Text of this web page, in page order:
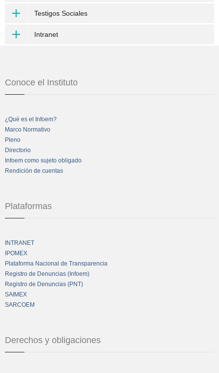
Testigos Sociales
Intranet
Conoce el Instituto
¿Qué es el Infoem?
Marco Normativo
Pleno
Directorio
Infoem como sujeto obligado
Rendición de cuentas
Plataformas
INTRANET
IPOMEX
Plataforma Nacional de Transparencia
Registro de Denuncias (Infoem)
Registro de Denuncias (PNT)
SAIMEX
SARCOEM
Derechos y obligaciones